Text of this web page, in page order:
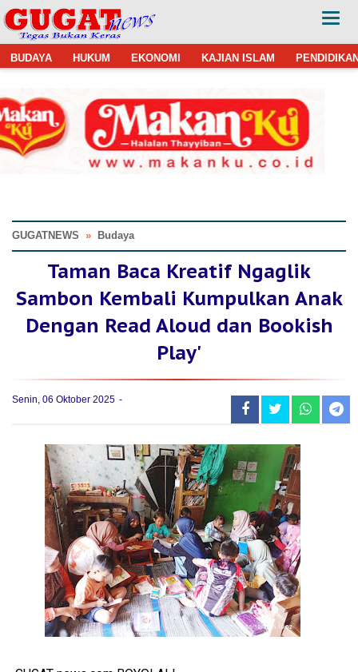
BUDAYA HUKUM EKONOMI KAJIAN ISLAM
GUGATNEWS » Budaya
Taman Baca Kreatif Ngaglik
Sambon Kembali Kumpulkan Anak
Dengan Read Aloud dan Bookish
Play'
Senin, 06 Oktober 2025